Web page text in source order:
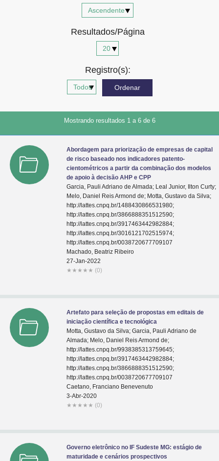
Resultados/Página
Registro(s):
Mostrando resultados 1 a 6 de 6
Abordagem para priorização de empresas de capital
de risco baseado nos indicadores patento-
cientométricos a partir da combinação dos modelos
de apoio à decisão AHP e CPP
Garcia, Pauli Adriano de Almada; Leal Junior, Ilton Curty;
Melo, Daniel Reis Armond de; Motta, Gustavo da Silva;
http://lattes.cnpq.br/1488430866531980;
http://lattes.cnpq.br/3866888351512590;
http://lattes.cnpq.br/3917463442982884;
http://lattes.cnpq.br/3016121702515974;
http://lattes.cnpq.br/0038720677709107
Machado, Beatriz Ribeiro
27-Jan-2022
★ ★ ★ ★ ★ (0)
Artefato para seleção de propostas em editais de
iniciação científica e tecnológica
Motta, Gustavo da Silva; Garcia, Pauli Adriano de
Almada; Melo, Daniel Reis Armond de;
http://lattes.cnpq.br/9938385313759645;
http://lattes.cnpq.br/3917463442982884;
http://lattes.cnpq.br/3866888351512590;
http://lattes.cnpq.br/0038720677709107
Caetano, Franciano Benevenuto
3-Abr-2020
★ ★ ★ ★ ★ (0)
Governo eletrônico no IF Sudeste MG: estágio de
maturidade e cenários prospectivos